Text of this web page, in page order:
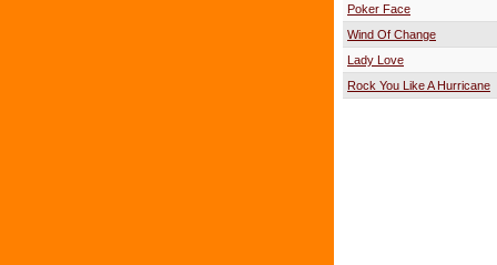
Poker Face
Wind Of Change
Lady Love
Rock You Like A Hurricane